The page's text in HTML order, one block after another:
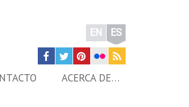
EN ES
ACERCA DE…